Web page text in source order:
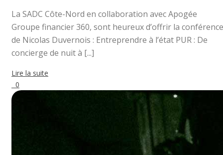
La SADC Côte-Nord en collaboration avec Apogée
Groupe financier 360, sont heureux d’offrir la conférence
de Nicolas Duvernois : Entreprendre à l’état PUR : De
concierge de nuit à [...]
Lire la suite
0